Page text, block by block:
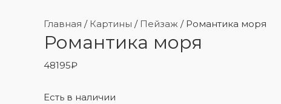
Главная / Картины / Пейзаж / Романтика моря
Романтика моря
48195₽
Есть в наличии